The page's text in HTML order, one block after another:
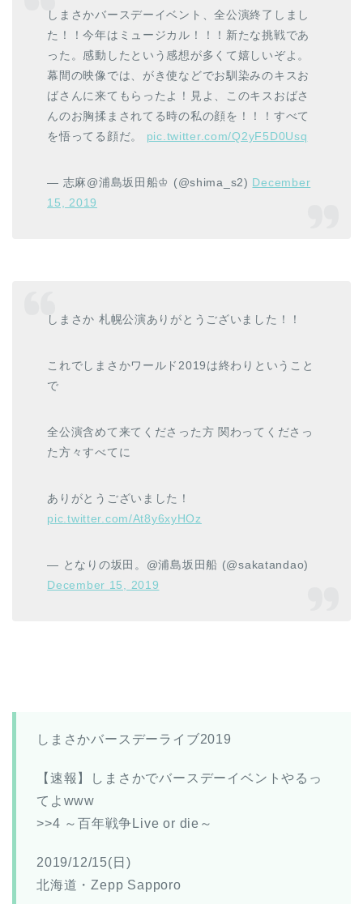
しまさかバースデーイベント、全公演終了しまし
た！！今年はミュージカル！！！新たな挑戦であ
った。感動したという感想が多くて嬉しいぞよ。
幕間の映像では、がき使などでお馴染みのキスお
ばさんに来てもらったよ！見よ、このキスおばさ
んのお胸揉まされてる時の私の顔を！！！すべて
を悟ってる顔だ。 pic.twitter.com/Q2yF5D0Usq
— 志麻@浦島坂田船♔ (@shima_s2) December
15, 2019
しまさか 札幌公演ありがとうございました！！
これでしまさかワールド2019は終わりということ
で
全公演含めて来てくださった方 関わってくださっ
た方々すべてに
ありがとうございました！
pic.twitter.com/At8y6xyHOz
— となりの坂田。@浦島坂田船 (@sakatandao)
December 15, 2019
しまさかバースデーライブ2019
【速報】しまさかでバースデーイベントやるっ
てよwww
>>4 ～百年戦争Live or die～
2019/12/15(日)
北海道・Zepp Sapporo